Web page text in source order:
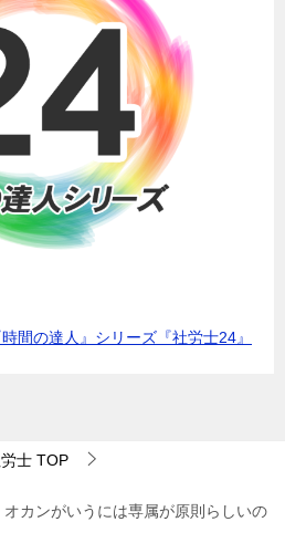
時間の達人』シリーズ『社労士24』
士 TOP
オカンがいうには専属が原則らしいの